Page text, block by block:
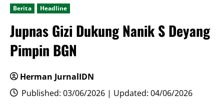
Berita Headline
Jupnas Gizi Dukung Nanik S Deyang
Pimpin BGN
Herman JurnalIDN
Published: 03/06/2026 | Updated: 04/06/2026